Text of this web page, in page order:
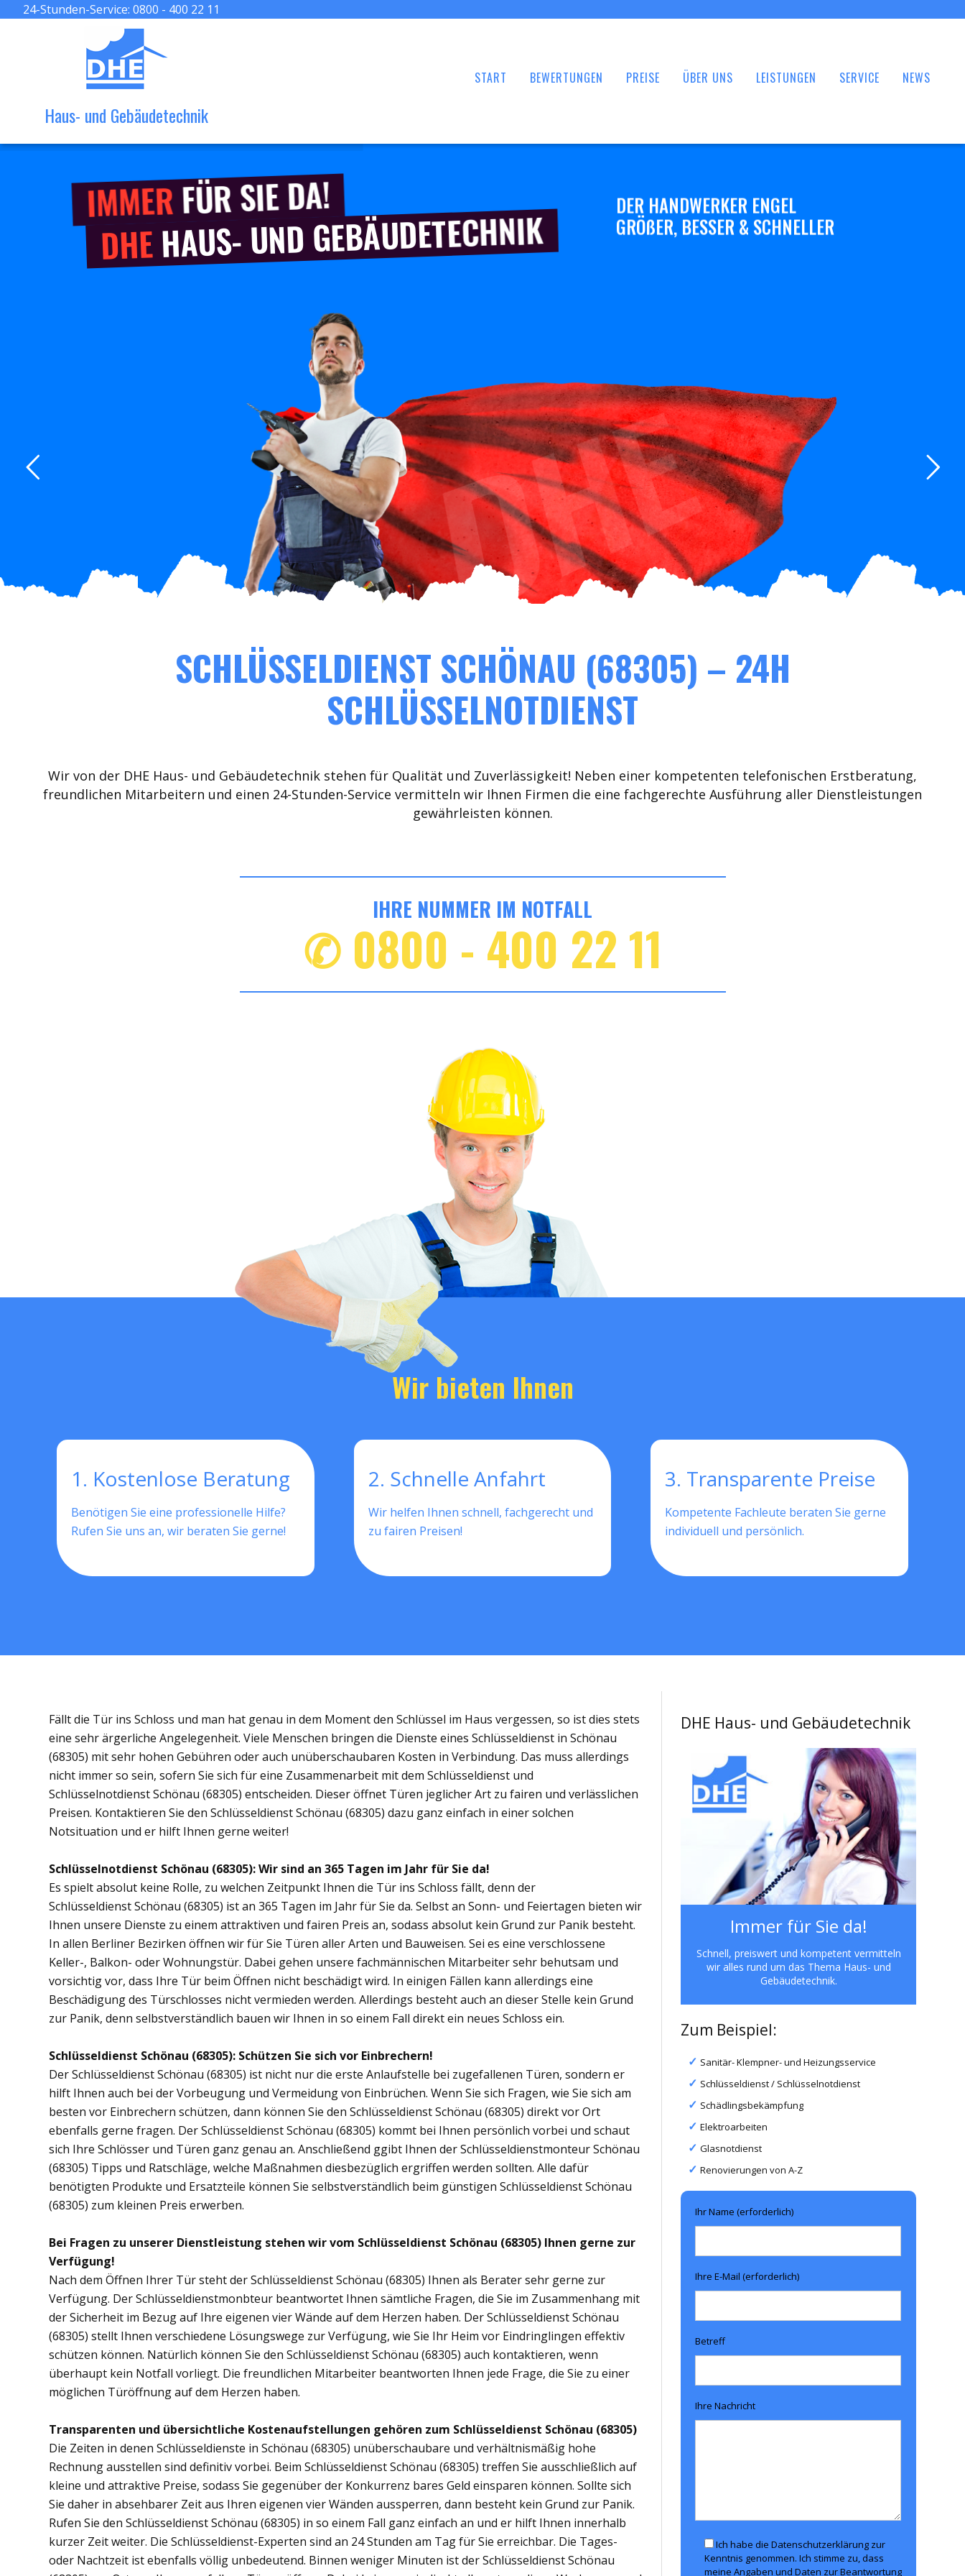
24-Stunden-Service: 0800 - 400 22 11
Haus- und Gebäudetechnik
START BEWERTUNGEN PREISE ÜBER UNS LEISTUNGEN SERVICE NEWS
IMMERFÜR SIE DA!
DHEHAUS- UND GEBÄUDETECHNIK
DER HANDWERKER ENGEL
GRÖßER, BESSER & SCHNELLER
SCHLÜSSELDIENST SCHÖNAU (68305) – 24H
SCHLÜSSELNOTDIENST
Wir von der DHE Haus- und Gebäudetechnik stehen für Qualität und Zuverlässigkeit! Neben einer kompetenten telefonischen Erstberatung,
freundlichen Mitarbeitern und einen 24-Stunden-Service vermitteln wir Ihnen Firmen die eine fachgerechte Ausführung aller Dienstleistungen
gewährleisten können.
IHRE NUMMER IM NOTFALL
✆ 0800 - 400 22 11
Wir bieten Ihnen
1. Kostenlose Beratung
Benötigen Sie eine professionelle Hilfe?
Rufen Sie uns an, wir beraten Sie gerne!
2. Schnelle Anfahrt
Wir helfen Ihnen schnell, fachgerecht und
zu fairen Preisen!
3. Transparente Preise
Kompetente Fachleute beraten Sie gerne
individuell und persönlich.
DHE Haus- und Gebäudetechnik
Immer für Sie da!
Schnell, preiswert und kompetent vermitteln
wir alles rund um das Thema Haus- und
Gebäudetechnik.
Zum Beispiel:
Sanitär- Klempner- und Heizungsservice
Schlüsseldienst / Schlüsselnotdienst
Schädlingsbekämpfung
Elektroarbeiten
Glasnotdienst
Renovierungen von A-Z
Ihr Name (erforderlich)
Ihre E-Mail (erforderlich)
Betreff
Ihre Nachricht
Ich habe die Datenschutzerklärung zur
Kenntnis genommen. Ich stimme zu, dass
meine Angaben und Daten zur Beantwortung
Fällt die Tür ins Schloss und man hat genau in dem Moment den Schlüssel im Haus vergessen, so ist dies stets
eine sehr ärgerliche Angelegenheit. Viele Menschen bringen die Dienste eines Schlüsseldienst in Schönau
(68305) mit sehr hohen Gebühren oder auch unüberschaubaren Kosten in Verbindung. Das muss allerdings
nicht immer so sein, sofern Sie sich für eine Zusammenarbeit mit dem Schlüsseldienst und
Schlüsselnotdienst Schönau (68305) entscheiden. Dieser öffnet Türen jeglicher Art zu fairen und verlässlichen
Preisen. Kontaktieren Sie den Schlüsseldienst Schönau (68305) dazu ganz einfach in einer solchen
Notsituation und er hilft Ihnen gerne weiter!
Schlüsselnotdienst Schönau (68305): Wir sind an 365 Tagen im Jahr für Sie da!
Es spielt absolut keine Rolle, zu welchen Zeitpunkt Ihnen die Tür ins Schloss fällt, denn der
Schlüsseldienst Schönau (68305) ist an 365 Tagen im Jahr für Sie da. Selbst an Sonn- und Feiertagen bieten wir
Ihnen unsere Dienste zu einem attraktiven und fairen Preis an, sodass absolut kein Grund zur Panik besteht.
In allen Berliner Bezirken öffnen wir für Sie Türen aller Arten und Bauweisen. Sei es eine verschlossene
Keller-, Balkon- oder Wohnungstür. Dabei gehen unsere fachmännischen Mitarbeiter sehr behutsam und
vorsichtig vor, dass Ihre Tür beim Öffnen nicht beschädigt wird. In einigen Fällen kann allerdings eine
Beschädigung des Türschlosses nicht vermieden werden. Allerdings besteht auch an dieser Stelle kein Grund
zur Panik, denn selbstverständlich bauen wir Ihnen in so einem Fall direkt ein neues Schloss ein.
Schlüsseldienst Schönau (68305): Schützen Sie sich vor Einbrechern!
Der Schlüsseldienst Schönau (68305) ist nicht nur die erste Anlaufstelle bei zugefallenen Türen, sondern er
hilft Ihnen auch bei der Vorbeugung und Vermeidung von Einbrüchen. Wenn Sie sich Fragen, wie Sie sich am
besten vor Einbrechern schützen, dann können Sie den Schlüsseldienst Schönau (68305) direkt vor Ort
ebenfalls gerne fragen. Der Schlüsseldienst Schönau (68305) kommt bei Ihnen persönlich vorbei und schaut
sich Ihre Schlösser und Türen ganz genau an. Anschließend ggibt Ihnen der Schlüsseldienstmonteur Schönau
(68305) Tipps und Ratschläge, welche Maßnahmen diesbezüglich ergriffen werden sollten. Alle dafür
benötigten Produkte und Ersatzteile können Sie selbstverständlich beim günstigen Schlüsseldienst Schönau
(68305) zum kleinen Preis erwerben.
Bei Fragen zu unserer Dienstleistung stehen wir vom Schlüsseldienst Schönau (68305) Ihnen gerne zur
Verfügung!
Nach dem Öffnen Ihrer Tür steht der Schlüsseldienst Schönau (68305) Ihnen als Berater sehr gerne zur
Verfügung. Der Schlüsseldienstmonbteur beantwortet Ihnen sämtliche Fragen, die Sie im Zusammenhang mit
der Sicherheit im Bezug auf Ihre eigenen vier Wände auf dem Herzen haben. Der Schlüsseldienst Schönau
(68305) stellt Ihnen verschiedene Lösungswege zur Verfügung, wie Sie Ihr Heim vor Eindringlingen effektiv
schützen können. Natürlich können Sie den Schlüsseldienst Schönau (68305) auch kontaktieren, wenn
überhaupt kein Notfall vorliegt. Die freundlichen Mitarbeiter beantworten Ihnen jede Frage, die Sie zu einer
möglichen Türöffnung auf dem Herzen haben.
Transparenten und übersichtliche Kostenaufstellungen gehören zum Schlüsseldienst Schönau (68305)
Die Zeiten in denen Schlüsseldienste in Schönau (68305) unüberschaubare und verhältnismäßig hohe
Rechnung ausstellen sind definitiv vorbei. Beim Schlüsseldienst Schönau (68305) treffen Sie ausschließlich auf
kleine und attraktive Preise, sodass Sie gegenüber der Konkurrenz bares Geld einsparen können. Sollte sich
Sie daher in absehbarer Zeit aus Ihren eigenen vier Wänden aussperren, dann besteht kein Grund zur Panik.
Rufen Sie den Schlüsseldienst Schönau (68305) in so einem Fall ganz einfach an und er hilft Ihnen innerhalb
kurzer Zeit weiter. Die Schlüsseldienst-Experten sind an 24 Stunden am Tag für Sie erreichbar. Die Tages-
oder Nachtzeit ist ebenfalls völlig unbedeutend. Binnen weniger Minuten ist der Schlüsseldienst Schönau